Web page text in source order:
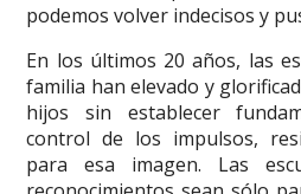
podemos volver indecisos y
En los últimos 20 años, las
familia han elevado y
hijos sin establecer
control de los impulsos,
para esa imagen. Las